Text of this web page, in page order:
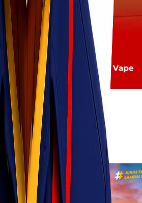
Elektronik atau Vape